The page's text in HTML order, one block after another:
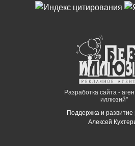
Разработка сайта -
иллюзий"
Поддержка и развитие
Алексей